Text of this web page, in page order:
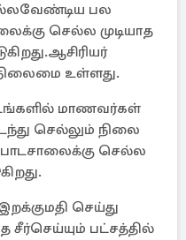
பல
செல்ல முடியாத
நிலைமை உள்ளது.
மாணவர்கள்
செல்லும் நிலை
செல்ல
செய்து
சீர்செய்யும் பட்சத்தில்